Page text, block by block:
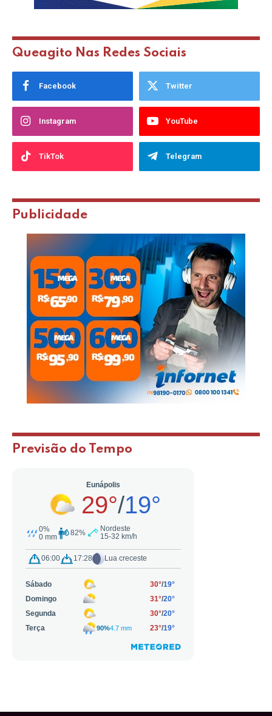
Queagito Nas Redes Sociais
Facebook Twitter
Instagram YouTube
TikTok Telegram
Publicidade
Previsão do Tempo